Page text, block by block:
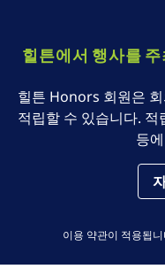
힐튼에서 행사를
힐튼 Honors 회원은
적립할 수 있습니다.
등
이용 약관이 적용됩